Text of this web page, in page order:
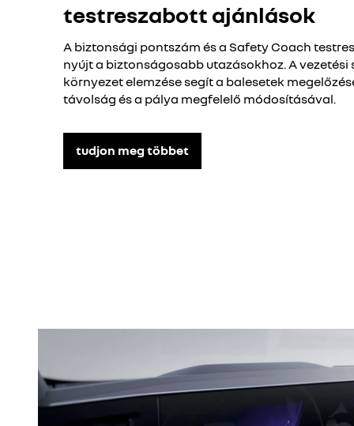
testreszabott ajánlások
A biztonsági pontszám és a Safety Coach
nyújt a biztonságosabb utazásokhoz. A vezetési
környezet elemzése segít a balesetek
távolság és a pálya megfelelő módosításával.
tudjon meg többet